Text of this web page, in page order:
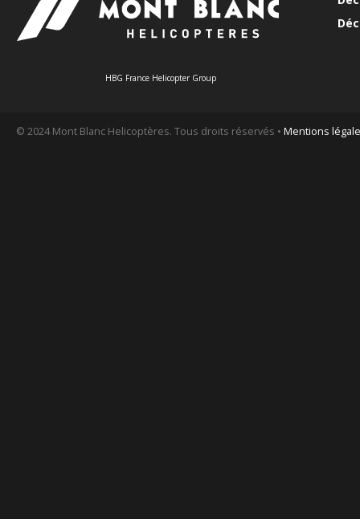
HBG France Helicopter Group
© 2024 Mont Blanc Helicoptères. Tous droits réservés • Mentions